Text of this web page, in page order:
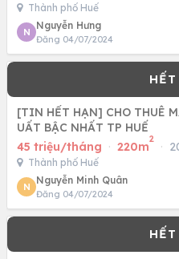
Thành phố Huế
N
Nguyễn Hưng
Đăng 04/07/2024
[TIN HẾT HẠN] CHO THUÊ
UẤT BẬC NHẤT TP HUẾ
45 triệu/tháng · 220m
2
·
Thành phố Huế
N
Nguyễn Minh Quân
Đăng 04/07/2024